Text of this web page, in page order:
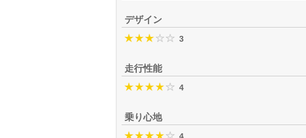
デザイン
3
走行性能
4
乗り心地